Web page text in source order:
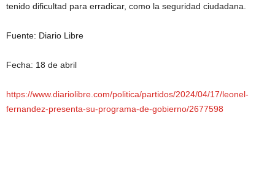
tenido dificultad para erradicar, como la seguridad ciudadana.
Fuente: Diario Libre
Fecha: 18 de abril
https://www.diariolibre.com/politica/partidos/2024/04/17/leonel-
fernandez-presenta-su-programa-de-gobierno/2677598